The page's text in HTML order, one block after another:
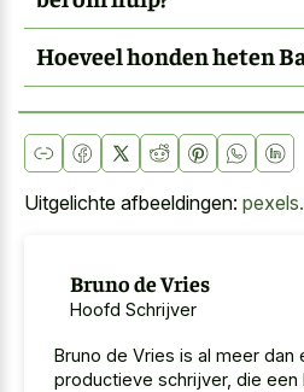
Hoeveel honden heten
Uitgelichte afbeeldingen:
Bruno de Vries
Hoofd Schrijver
Bruno de Vries is al meer dan
productieve schrijver, die een